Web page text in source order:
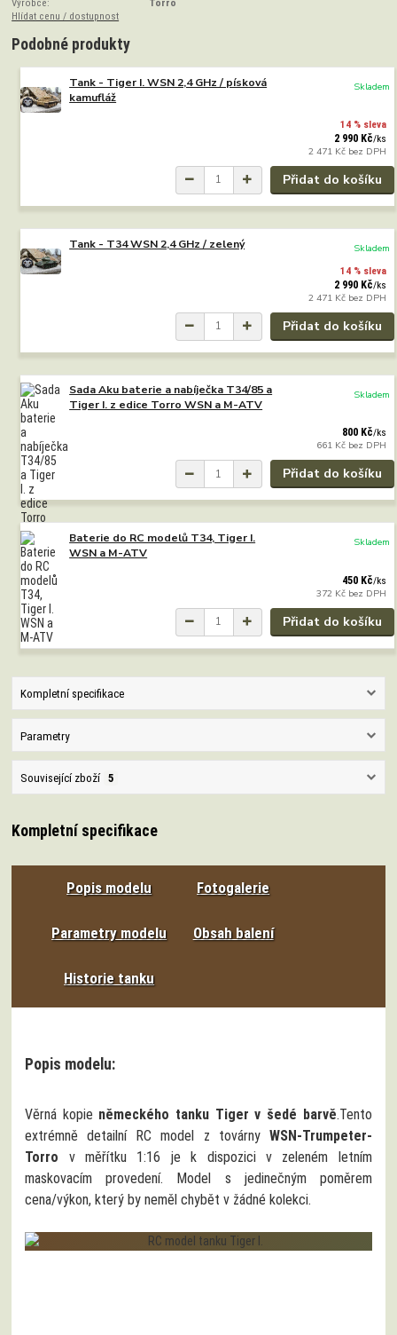
Výrobce:
Torro
Hlídat cenu / dostupnost
Podobné produkty
Tank - Tiger I. WSN 2,4 GHz / písková
kamufláž
14 % sleva
2 990 Kč/ks
2 471 Kč bez DPH
Skladem
Přidat do košíku
Tank - T34 WSN 2,4 GHz / zelený
14 % sleva
2 990 Kč/ks
2 471 Kč bez DPH
Skladem
Přidat do košíku
Sada Aku baterie a nabíječka T34/85 a
Tiger I. z edice Torro WSN a M-ATV
800 Kč/ks
661 Kč bez DPH
Skladem
Přidat do košíku
Baterie do RC modelů T34, Tiger I.
WSN a M-ATV
450 Kč/ks
372 Kč bez DPH
Skladem
Přidat do košíku
Kompletní specifikace
Parametry
Související zboží 5
Kompletní specifikace
Popis modelu Fotogalerie
Parametry modelu Obsah balení
Historie tanku
Popis modelu:
Věrná kopie německého tanku Tiger v šedé barvě.Tento
extrémně detailní RC model z továrny WSN-Trumpeter-
Torro v měřítku 1:16 je k dispozici v zeleném letním
maskovacím provedení. Model s jedinečným poměrem
cena/výkon, který by neměl chybět v žádné kolekci.